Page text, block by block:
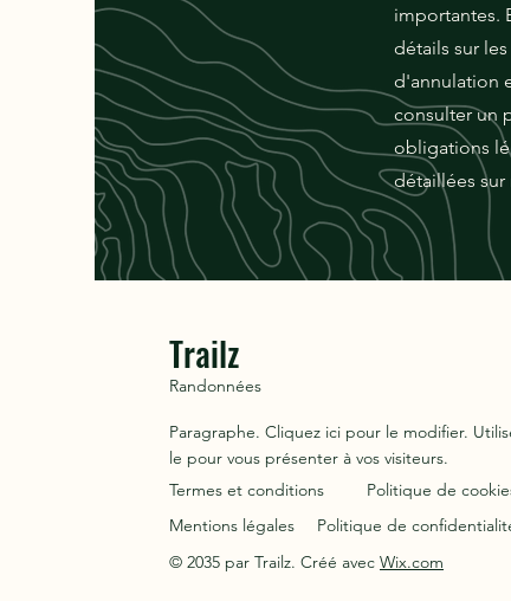
importantes.
détails sur
d'annulation
consulter un
obligations
détaillées
Trailz
Randonnées
Paragraphe. Cliquez ici pour le modifier.
le pour vous présenter à vos visiteurs.
Termes et conditions
Politique de
Politique de
Mentions légales
© 2035 par Trailz. Créé avec Wix.com